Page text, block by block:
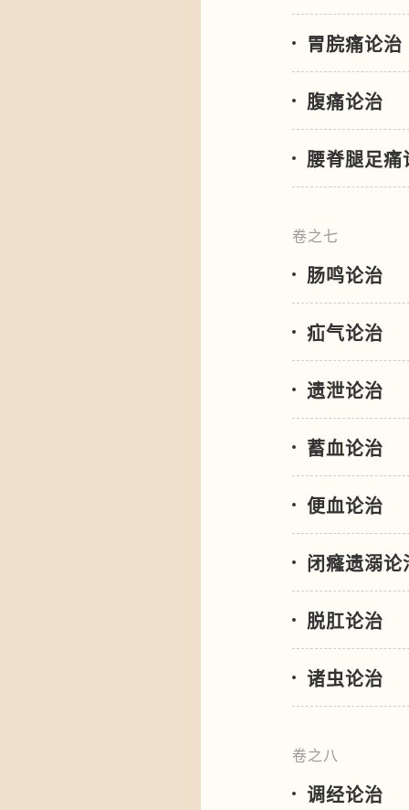
胃脘痛论治
腹痛论治
腰脊腿足痛
卷之七
肠鸣论治
疝气论治
遗泄论治
蓄血论治
便血论治
闭癃遗溺论
脱肛论治
诸虫论治
卷之八
调经论治